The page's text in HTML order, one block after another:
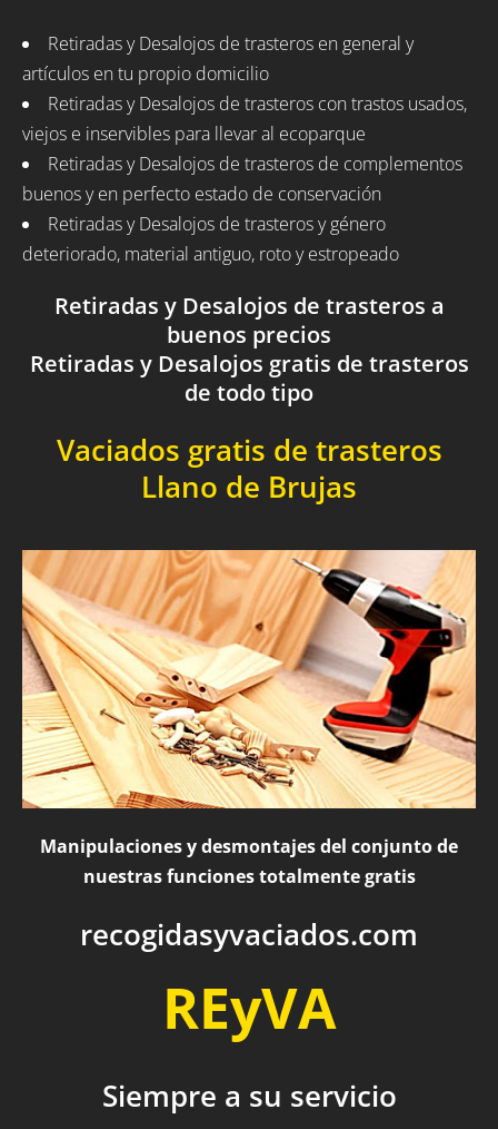
Retiradas y Desalojos de trasteros en general y
artículos en tu propio domicilio
Retiradas y Desalojos de trasteros con trastos usados,
viejos e inservibles para llevar al ecoparque
Retiradas y Desalojos de trasteros de complementos
buenos y en perfecto estado de conservación
Retiradas y Desalojos de trasteros y género
deteriorado, material antiguo, roto y estropeado
Retiradas y Desalojos de trasteros a
buenos precios
Retiradas y Desalojos gratis de trasteros
de todo tipo
Vaciados gratis de trasteros
Llano de Brujas
Manipulaciones y desmontajes del conjunto de
nuestras funciones totalmente gratis
recogidasyvaciados.com
REyVA
Siempre a su servicio